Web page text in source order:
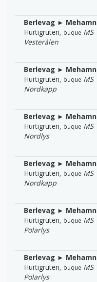
Berlevag ► Mehamn
Hurtigruten, buque MS
Vesterålen
Berlevag ► Mehamn
Hurtigruten, buque MS
Nordkapp
Berlevag ► Mehamn
Hurtigruten, buque MS
Nordlys
Berlevag ► Mehamn
Hurtigruten, buque MS
Nordkapp
Berlevag ► Mehamn
Hurtigruten, buque MS
Polarlys
Berlevag ► Mehamn
Hurtigruten, buque MS
Polarlys